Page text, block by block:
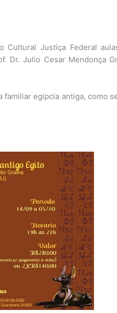
Cultural Justiça Federal
Dr. Julio Cesar Mendonça
egípcia antiga, como